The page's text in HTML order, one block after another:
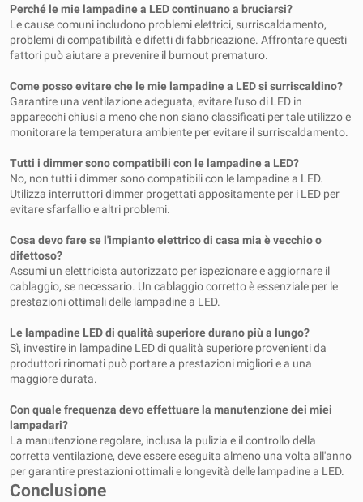
Perché le mie lampadine a LED continuano a bruciarsi?
Le cause comuni includono problemi elettrici, surriscaldamento,
problemi di compatibilità e difetti di fabbricazione. Affrontare questi
fattori può aiutare a prevenire il burnout prematuro.
Come posso evitare che le mie lampadine a LED si surriscaldino?
Garantire una ventilazione adeguata, evitare l'uso di LED in
apparecchi chiusi a meno che non siano classificati per tale utilizzo e
monitorare la temperatura ambiente per evitare il surriscaldamento.
Tutti i dimmer sono compatibili con le lampadine a LED?
No, non tutti i dimmer sono compatibili con le lampadine a LED.
Utilizza interruttori dimmer progettati appositamente per i LED per
evitare sfarfallio e altri problemi.
Cosa devo fare se l'impianto elettrico di casa mia è vecchio o
difettoso?
Assumi un elettricista autorizzato per ispezionare e aggiornare il
cablaggio, se necessario. Un cablaggio corretto è essenziale per le
prestazioni ottimali delle lampadine a LED.
Le lampadine LED di qualità superiore durano più a lungo?
Sì, investire in lampadine LED di qualità superiore provenienti da
produttori rinomati può portare a prestazioni migliori e a una
maggiore durata.
Con quale frequenza devo effettuare la manutenzione dei miei
lampadari?
La manutenzione regolare, inclusa la pulizia e il controllo della
corretta ventilazione, deve essere eseguita almeno una volta all'anno
per garantire prestazioni ottimali e longevità delle lampadine a LED.
Conclusione